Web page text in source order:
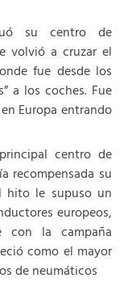
su centro de
volvió a cruzar el
fue desde los
a los coches. Fue
Europa entrando
centro de
recompensada su
hito le supuso un
europeos,
con la campaña
como el mayor
de neumáticos